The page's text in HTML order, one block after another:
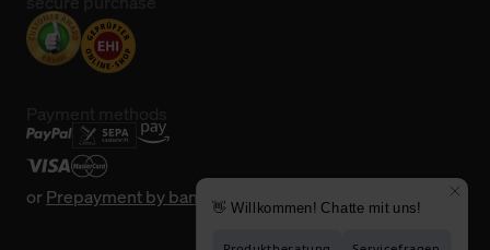
orPrepayment by bank transfer